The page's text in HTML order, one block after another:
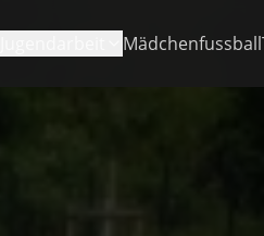
Mädchenfussball